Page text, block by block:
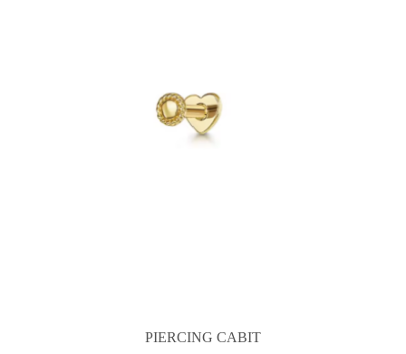
PIERCING CABIT